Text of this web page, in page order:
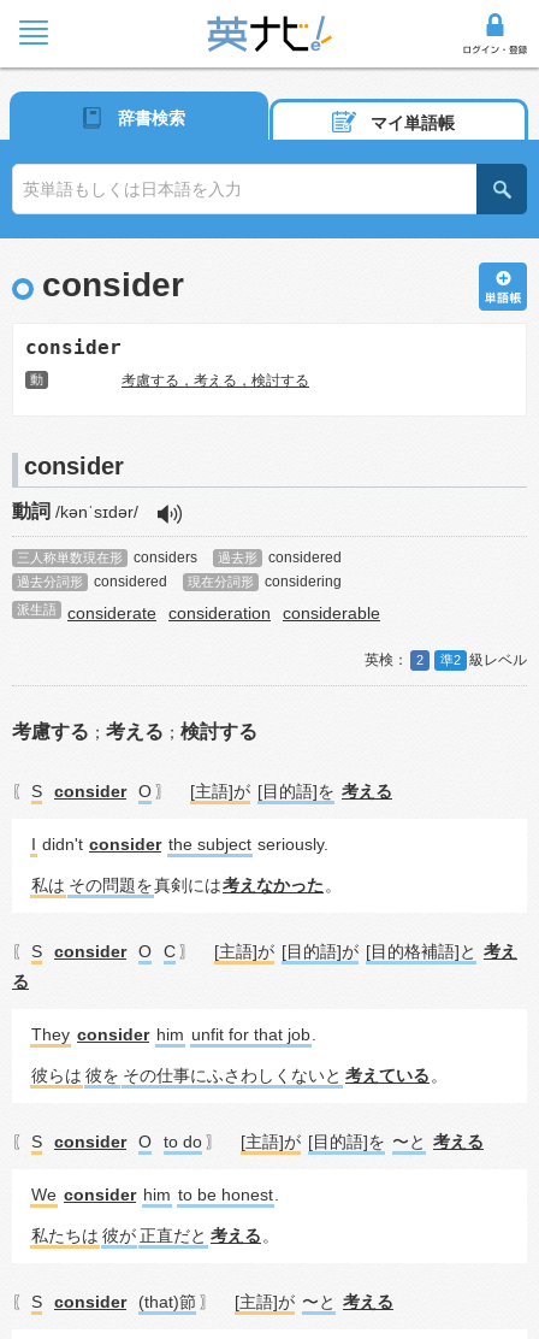
辞書検索 マイ単語帳
consider
consider
動 考慮する，考える，検討する
consider
動詞 /kənˈsɪdər/
三人称単数現在形 considers 過去形 considered
過去分詞形 considered 現在分詞形 considering
派生語 considerate consideration considerable
2 準2
考慮する ； 考える ； 検討する
〖 S consider O 〗 [主語]が [目的語]を 考える
I didn't consider the subject seriously.
私は その問題を真剣には考えなかった 。
〖 S consider O C 〗 [主語]が [目的語]が [目的格補語]と 考え
る
They consider him unfit for that job
彼らは 彼を その仕事にふさわしくないと 考えている 。
〖 S consider O to do 〗 [主語]が [目的語]を 〜と 考える
We consider him to be honest
私たちは 彼が正直だと 考える 。
〖 S consider (that)節 〗 [主語]が 〜と 考える